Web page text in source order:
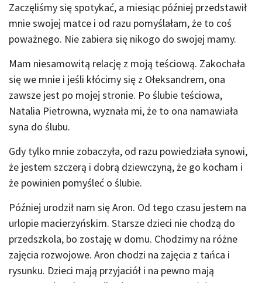
Zaczęliśmy się spotykać, a miesiąc później przedstawił
mnie swojej matce i od razu pomyślałam, że to coś
poważnego. Nie zabiera się nikogo do swojej mamy.
Mam niesamowitą relację z moją teściową. Zakochała
się we mnie i jeśli kłócimy się z Ołeksandrem, ona
zawsze jest po mojej stronie. Po ślubie teściowa,
Natalia Pietrowna, wyznała mi, że to ona namawiała
syna do ślubu.
Gdy tylko mnie zobaczyła, od razu powiedziała synowi,
że jestem szczerą i dobrą dziewczyną, że go kocham i
że powinien pomyśleć o ślubie.
Później urodził nam się Aron. Od tego czasu jestem na
urlopie macierzyńskim. Starsze dzieci nie chodzą do
przedszkola, bo zostaję w domu. Chodzimy na różne
zajęcia rozwojowe. Aron chodzi na zajęcia z tańca i
rysunku. Dzieci mają przyjaciół i na pewno mają